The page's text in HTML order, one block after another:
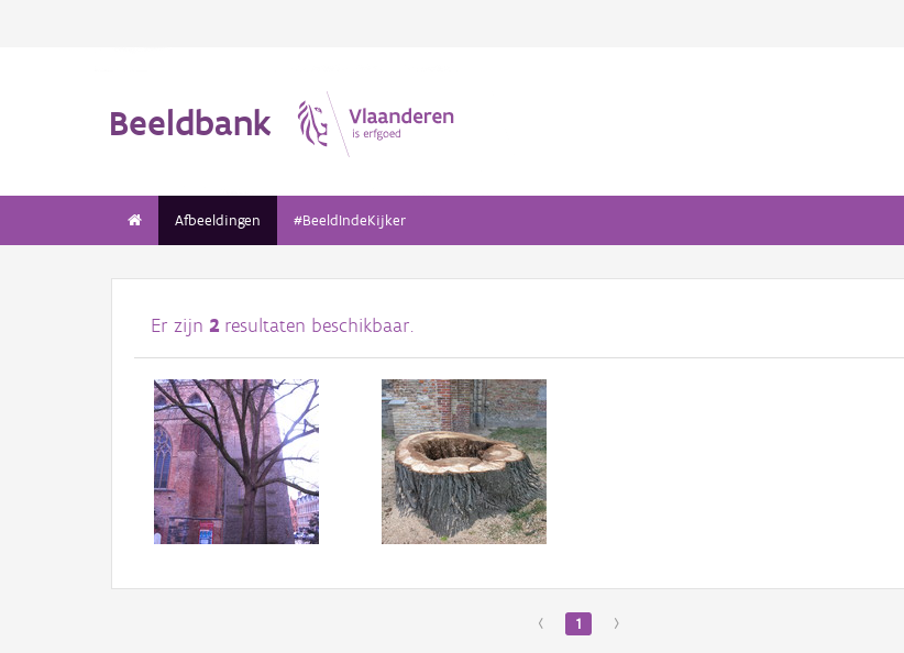
Beeldbank
Afbeeldingen #BeeldIndeKijker
Er zijn 2 resultaten beschikbaar.
‹ 1 ›